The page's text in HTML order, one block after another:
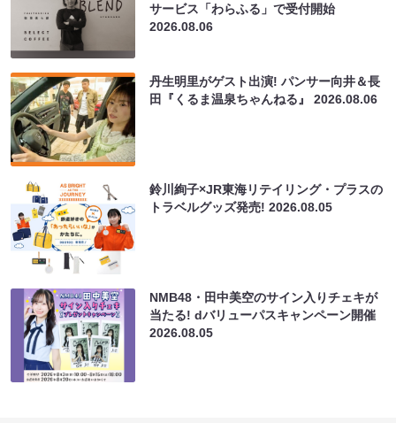
サービス「わらふる」で受付開始
2026.08.06
丹生明里がゲスト出演! パンサー向井＆長
田『くるま温泉ちゃんねる』2026.08.06
鈴川絢子×JR東海リテイリング・プラスの
トラベルグッズ発売!2026.08.05
NMB48・田中美空のサイン入りチェキが
当たる! dバリューパスキャンペーン開催
2026.08.05